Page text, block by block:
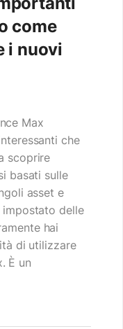
come
i nuovi
Max
che
scoprire
basati sulle
asset e
impostato delle
hai
di utilizzare
È un